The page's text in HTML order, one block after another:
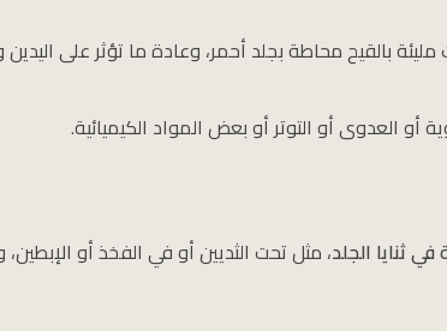
بالقيح محاطة بجلد أحمر، وعادة ما تؤثر على
العدوى أو التوتر أو بعض المواد الكيميائية.
ثنايا الجلد، مثل تحت الثديين أو في الفخذ أو